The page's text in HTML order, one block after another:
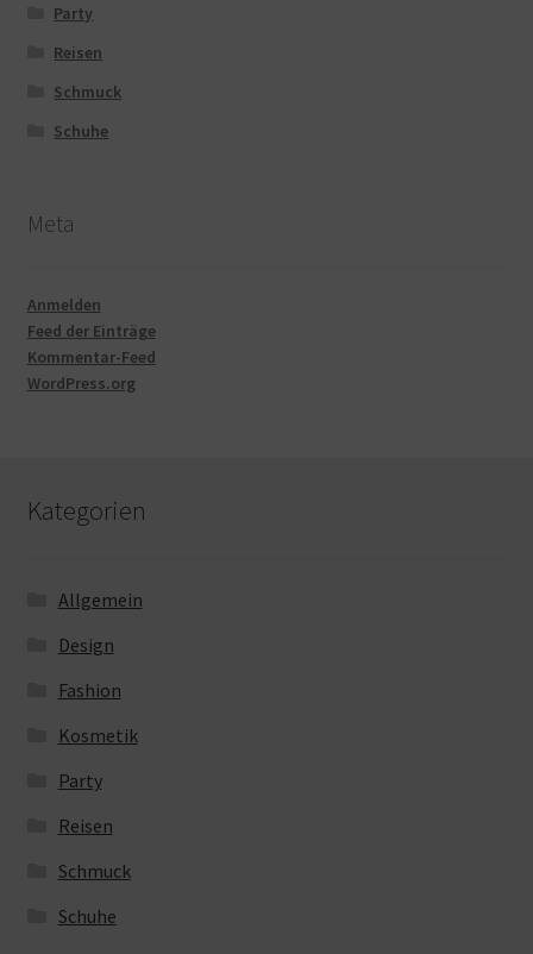
Party
Reisen
Schmuck
Schuhe
Meta
Anmelden
Feed der Einträge
Kommentar-Feed
WordPress.org
Kategorien
Allgemein
Design
Fashion
Kosmetik
Party
Reisen
Schmuck
Schuhe